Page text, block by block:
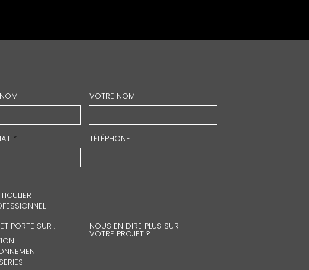
VOTRE NOM
TÉLÉPHONE
PORTE SUR :
NOUS EN DIRE PLUS SUR
VOTRE PROJET ?